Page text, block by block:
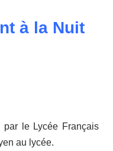
à la Nuit
par le Lycée Français
au lycée.